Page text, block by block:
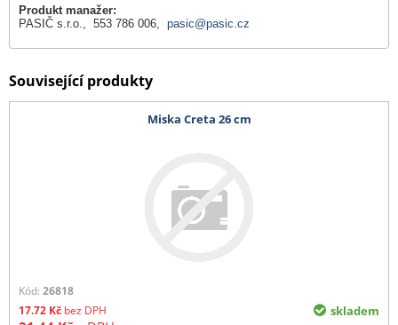
Produkt manažer:
PASIČ s.r.o., 553 786 006, pasic@pasic.cz
Související produkty
Miska Creta 26 cm
Kód: 26818
17.72 Kč bez DPH skladem